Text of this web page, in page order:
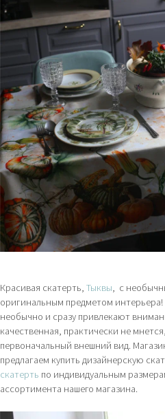
Красивая скатерть,Тыквы, с
оригинальным предметом
необычно и сразу привлекают
качественная, практически не
первоначальный внешний вид.
предлагаем купить дизайнерскую
скатерть по индивидуальным
ассортимента нашего магазина.